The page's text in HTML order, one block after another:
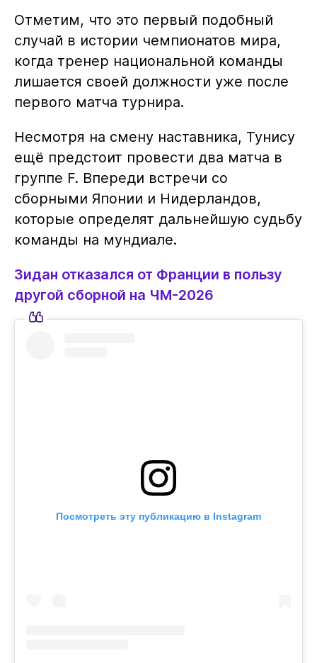
Отметим, что это первый подобный
случай в истории чемпионатов мира,
когда тренер национальной команды
лишается своей должности уже после
первого матча турнира.
Несмотря на смену наставника, Тунису
ещё предстоит провести два матча в
группе F. Впереди встречи со
сборными Японии и Нидерландов,
которые определят дальнейшую судьбу
команды на мундиале.
Зидан отказался от Франции в пользу
другой сборной на ЧМ-2026
Посмотреть эту публикацию в Instagram